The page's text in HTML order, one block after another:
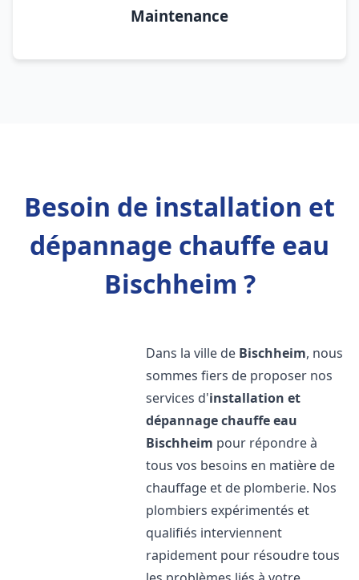
Maintenance
Besoin de installation et
dépannage chauffe eau
Bischheim ?
Dans la ville de Bischheim, nous
sommes fiers de proposer nos
services d'installation et
dépannage chauffe eau
Bischheim pour répondre à
tous vos besoins en matière de
chauffage et de plomberie. Nos
plombiers expérimentés et
qualifiés interviennent
rapidement pour résoudre tous